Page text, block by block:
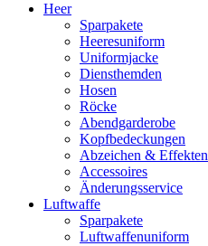
Heer
Sparpakete
Heeresuniform
Uniformjacke
Diensthemden
Hosen
Röcke
Abendgarderobe
Kopfbedeckungen
Abzeichen & Effekten
Accessoires
Änderungsservice
Luftwaffe
Sparpakete
Luftwaffenuniform